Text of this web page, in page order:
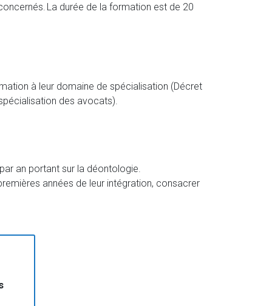
La durée de la formation est de 20
à leur domaine de spécialisation (Décret
des avocats).
an portant sur la déontologie.
années de leur intégration, consacrer